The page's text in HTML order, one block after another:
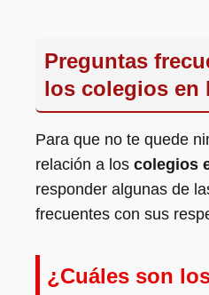
Preguntas
los colegios en
Para que no te quede
relación a los colegios
responder algunas de
frecuentes con sus
¿Cuáles son